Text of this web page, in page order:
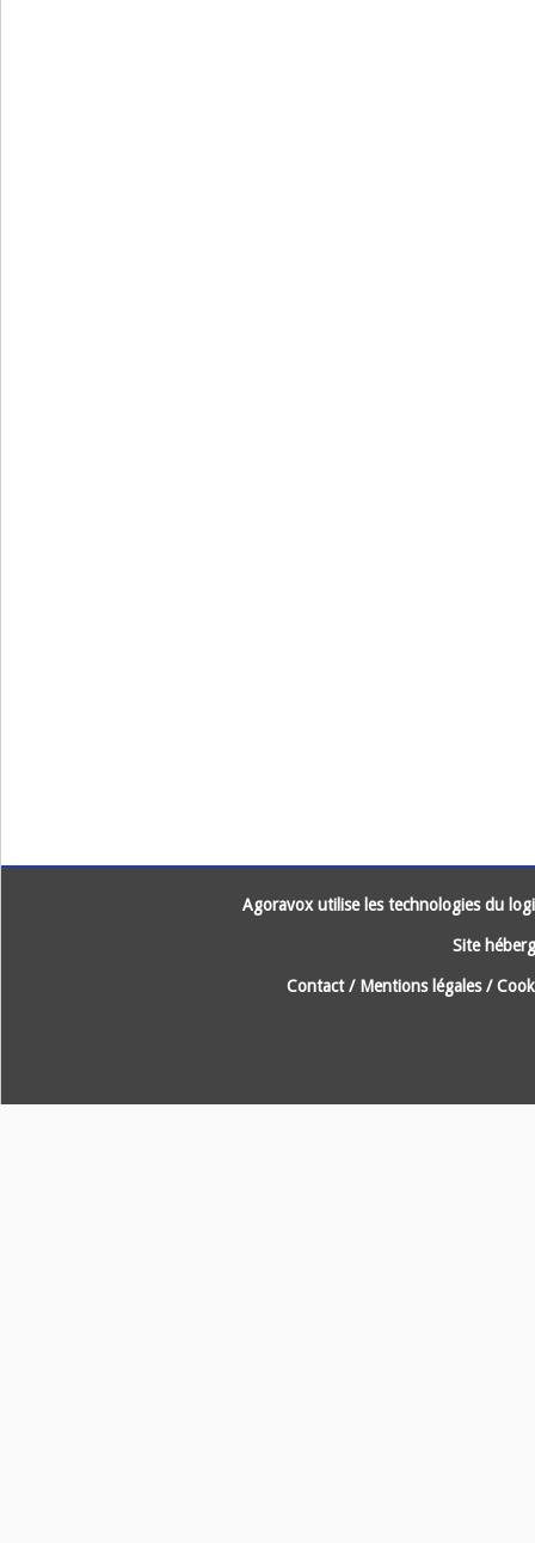
Agoravox utilise les technologies du
Site
Contact/ Mentions légales/